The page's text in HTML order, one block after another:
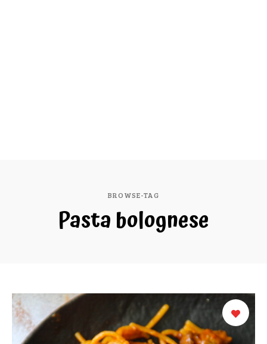
BROWSE-TAG
Pasta bolognese